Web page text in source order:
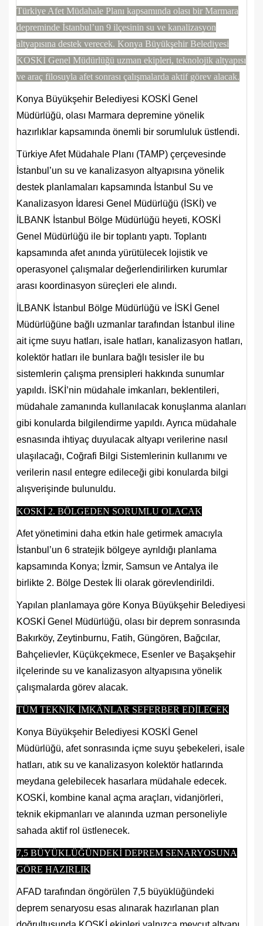
Türkiye Afet Müdahale Planı kapsamında olası bir Marmara
depreminde İstanbul’un 9 ilçesinin su ve kanalizasyon
altyapısına destek verecek. Konya Büyükşehir Belediyesi
KOSKİ Genel Müdürlüğü uzman ekipleri, teknolojik altyapısı
ve araç filosuyla afet sonrası çalışmalarda aktif görev alacak.
Konya Büyükşehir Belediyesi KOSKİ Genel
Müdürlüğü, olası Marmara depremine yönelik
hazırlıklar kapsamında önemli bir sorumluluk üstlendi.
Türkiye Afet Müdahale Planı (TAMP) çerçevesinde
İstanbul’un su ve kanalizasyon altyapısına yönelik
destek planlamaları kapsamında İstanbul Su ve
Kanalizasyon İdaresi Genel Müdürlüğü (İSKİ) ve
İLBANK İstanbul Bölge Müdürlüğü heyeti, KOSKİ
Genel Müdürlüğü ile bir toplantı yaptı. Toplantı
kapsamında afet anında yürütülecek lojistik ve
operasyonel çalışmalar değerlendirilirken kurumlar
arası koordinasyon süreçleri ele alındı.
İLBANK İstanbul Bölge Müdürlüğü ve İSKİ Genel
Müdürlüğüne bağlı uzmanlar tarafından İstanbul iline
ait içme suyu hatları, isale hatları, kanalizasyon hatları,
kolektör hatları ile bunlara bağlı tesisler ile bu
sistemlerin çalışma prensipleri hakkında sunumlar
yapıldı. İSKİ’nin müdahale imkanları, beklentileri,
müdahale zamanında kullanılacak konuşlanma alanları
gibi konularda bilgilendirme yapıldı. Ayrıca müdahale
esnasında ihtiyaç duyulacak altyapı verilerine nasıl
ulaşılacağı, Coğrafi Bilgi Sistemlerinin kullanımı ve
verilerin nasıl entegre edileceği gibi konularda bilgi
alışverişinde bulunuldu.
KOSKİ 2. BÖLGEDEN SORUMLU OLACAK
Afet yönetimini daha etkin hale getirmek amacıyla
İstanbul’un 6 stratejik bölgeye ayrıldığı planlama
kapsamında Konya; İzmir, Samsun ve Antalya ile
birlikte 2. Bölge Destek İli olarak görevlendirildi.
Yapılan planlamaya göre Konya Büyükşehir Belediyesi
KOSKİ Genel Müdürlüğü, olası bir deprem sonrasında
Bakırköy, Zeytinburnu, Fatih, Güngören, Bağcılar,
Bahçelievler, Küçükçekmece, Esenler ve Başakşehir
ilçelerinde su ve kanalizasyon altyapısına yönelik
çalışmalarda görev alacak.
TÜM TEKNİK İMKÂNLAR SEFERBER EDİLECEK
Konya Büyükşehir Belediyesi KOSKİ Genel
Müdürlüğü, afet sonrasında içme suyu şebekeleri, isale
hatları, atık su ve kanalizasyon kolektör hatlarında
meydana gelebilecek hasarlara müdahale edecek.
KOSKİ, kombine kanal açma araçları, vidanjörleri,
teknik ekipmanları ve alanında uzman personeliyle
sahada aktif rol üstlenecek.
7,5 BÜYÜKLÜĞÜNDEKİ DEPREM SENARYOSUNA
GÖRE HAZIRLIK
AFAD tarafından öngörülen 7,5 büyüklüğündeki
deprem senaryosu esas alınarak hazırlanan plan